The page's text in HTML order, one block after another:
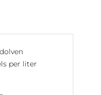
per liter